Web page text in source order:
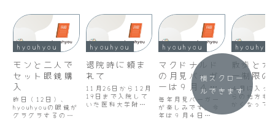
hyouhyou
モンと二人で
セット眼鏡購
入
昨日（12日）、
hyouhyouの眼鏡が
グラグラするの
hyouhyou
退院時に頼ま
れて
11月26日から12月
19日まで入院して
いた医科大学附属
hyouhyou
マクドナルド
の月見バーガ
ーは９月４日
から
毎年月見バーガー
が楽しみです。今
年は９月４日
散歩とカ
ー制限の
４月に入っ
らの地方も
かくなって
た。先日の
横スクロー
ルできます